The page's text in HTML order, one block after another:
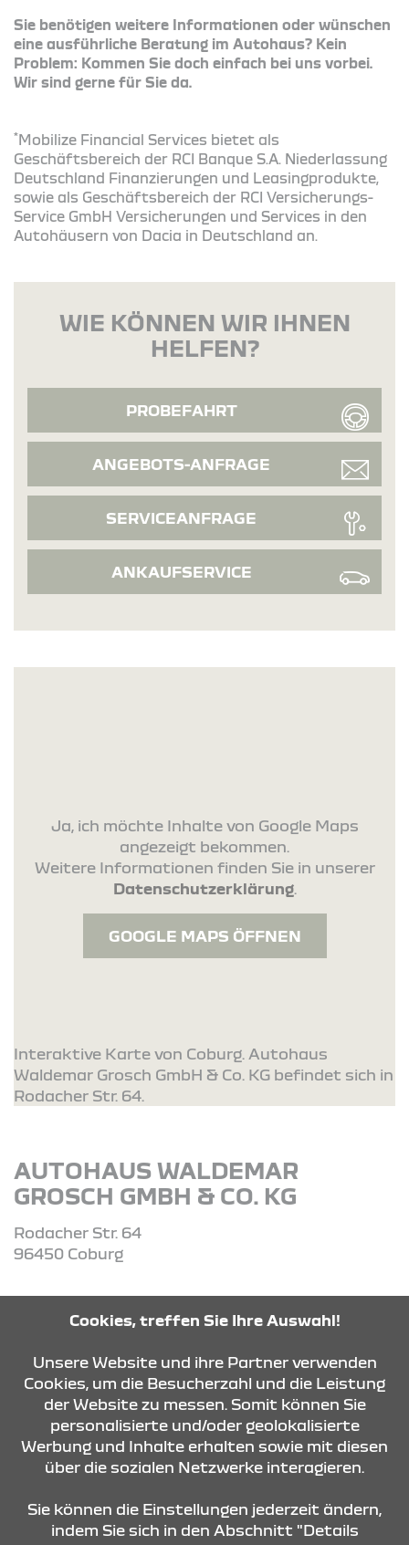
Sie benötigen weitere Informationen oder wünschen
eine ausführliche Beratung im Autohaus? Kein
Problem: Kommen Sie doch einfach bei uns vorbei.
Wir sind gerne für Sie da.
*Mobilize Financial Services bietet als
Geschäftsbereich der RCI Banque S.A. Niederlassung
Deutschland Finanzierungen und Leasingprodukte,
sowie als Geschäftsbereich der RCI Versicherungs-
Service GmbH Versicherungen und Services in den
Autohäusern von Dacia in Deutschland an.
WIE KÖNNEN WIR IHNEN
HELFEN?
PROBEFAHRT
ANGEBOTS-ANFRAGE
SERVICEANFRAGE
ANKAUFSERVICE
Ja, ich möchte Inhalte von Google Maps
angezeigt bekommen.
Weitere Informationen finden Sie in unserer
Datenschutzerklärung.
GOOGLE MAPS ÖFFNEN
Interaktive Karte von Coburg. Autohaus
Waldemar Grosch GmbH & Co. KG befindet sich in
Rodacher Str. 64.
AUTOHAUS WALDEMAR
GROSCH GMBH & CO. KG
Rodacher Str. 64
96450 Coburg
ROUTE PLANEN
ANFRAGE SENDEN
Cookies, treffen Sie Ihre Auswahl!
Unsere Website und ihre Partner verwenden
Cookies, um die Besucherzahl und die Leistung
der Website zu messen. Somit können Sie
personalisierte und/oder geolokalisierte
Werbung und Inhalte erhalten sowie mit diesen
über die sozialen Netzwerke interagieren.
Sie können die Einstellungen jederzeit ändern,
indem Sie sich in den Abschnitt "Details